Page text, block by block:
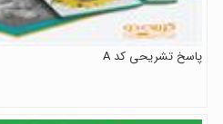
پاسخ تشریحی کد A